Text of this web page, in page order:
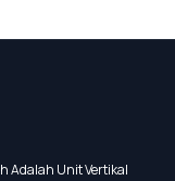
Adalah Unit Vertikal